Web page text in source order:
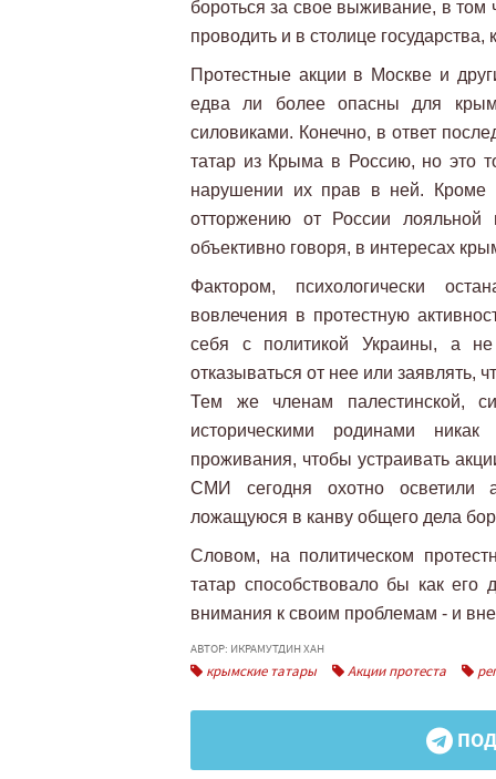
бороться за свое выживание, в
проводить и в столице
Протестные акции в Москве и
едва ли более опасны для
силовиками. Конечно, в ответ
татар из Крыма в Россию, но это
нарушении их прав в ней. Кроме
отторжению от России лояльной
объективно говоря, в интересах
Фактором, психологически
вовлечения в протестную
себя с политикой Украины, а
отказываться от нее или заявлять,
Тем же членам палестинской,
историческими родинами
проживания, чтобы устраивать
СМИ сегодня охотно осветили
ложащуюся в канву общего дела
Словом, на политическом
татар способствовало бы как
внимания к своим проблемам - и
АВТОР: ИКРАМУТДИН ХАН
крымские татары Акции протеста